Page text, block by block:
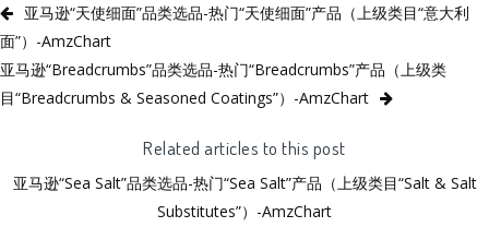
亚马逊“天使细面”品类选品-热门“天使细面”产品（上级类目“意大利
面”）-AmzChart
亚马逊“Breadcrumbs”品类选品-热门“Breadcrumbs”产品（上级类
目“Breadcrumbs & Seasoned Coatings”）-AmzChart
Related articles to this post
亚马逊“Sea Salt”品类选品-热门“Sea Salt”产品（上级类目“Salt & Salt
Substitutes”）-AmzChart